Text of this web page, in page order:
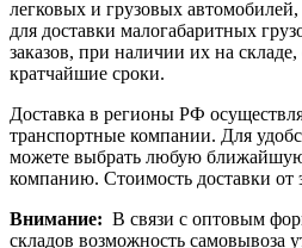
легковых и грузовых
для доставки малогабаритных
заказов, при наличии их на складе,
кратчайшие сроки.
Доставка в регионы РФ
транспортные компании. Для
можете выбрать любую
компанию. Стоимость доставки от
Внимание: В связи с оптовым
складов возможность самовывоза